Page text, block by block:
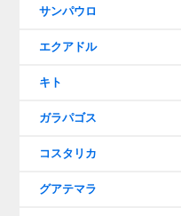
サンパウロ
エクアドル
キト
ガラパゴス
コスタリカ
グアテマラ